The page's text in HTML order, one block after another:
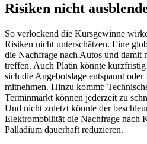
Risiken nicht
So verlockend die Kursgewinne
Risiken nicht unterschätzen. Eine
die Nachfrage nach Autos und damit
treffen. Auch Platin könnte
sich die Angebotslage entspannt
mitnehmen. Hinzu kommt:
Terminmarkt können jederzeit zu
Und nicht zuletzt könnte der
Elektromobilität die Nachfrage nach
Palladium dauerhaft reduzieren.